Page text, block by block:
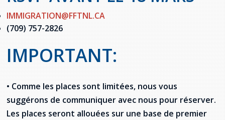
IMMIGRATION@FFTNL.CA
(709) 757-2826
IMPORTANT:
• Comme les places sont limitées, nous vous
suggérons de communiquer avec nous pour réserver.
Les places seront allouées sur une base de premier